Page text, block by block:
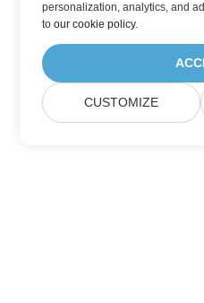
personalization, analytics, and
toour cookie policy.
CUSTOMIZE